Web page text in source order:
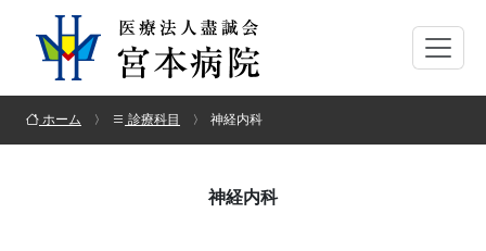
ホーム 診療科目 神経内科
神経内科